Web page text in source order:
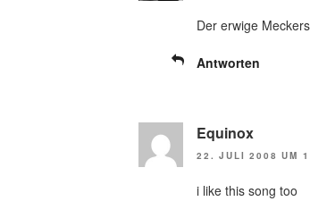
Der erwige
Antworten
Equinox
22. JULI 2008 UM
i like this song too